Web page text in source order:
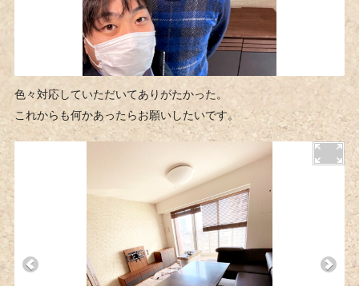
色々対応していただいてありがたかった。
これからも何かあったらお願いしたいです。